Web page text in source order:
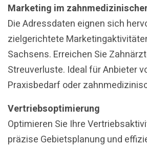
Marketing im
Die Adressdaten eignen sich
zielgerichtete
Sachsens. Erreichen Sie
Streuverluste. Ideal für Anbieter
Praxisbedarf oder
Vertriebsoptimierung
Optimieren Sie Ihre
präzise Gebietsplanung und